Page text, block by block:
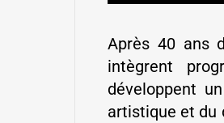
Après 40 ans
intègrent
développent
artistique et du